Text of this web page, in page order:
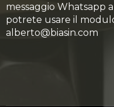
messaggio Whatsapp
potrete usare il
alberto@biasin.com